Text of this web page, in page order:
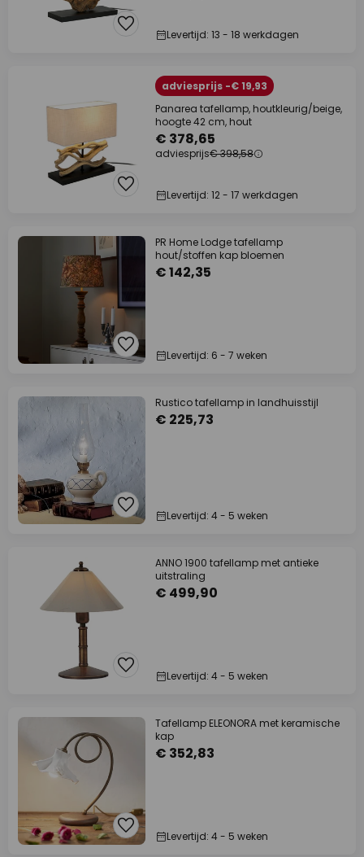
Levertijd: 13 - 18 werkdagen
adviesprijs -€ 19,93
Panarea tafellamp, houtkleurig/beige,
hoogte 42 cm, hout
€ 378,65
adviesprijs€ 398,58
Levertijd: 12 - 17 werkdagen
PR Home Lodge tafellamp
hout/stoffen kap bloemen
€ 142,35
Levertijd: 6 - 7 weken
Rustico tafellamp in landhuisstijl
€ 225,73
Levertijd: 4 - 5 weken
ANNO 1900 tafellamp met antieke
uitstraling
€ 499,90
Levertijd: 4 - 5 weken
Tafellamp ELEONORA met keramische
kap
€ 352,83
Levertijd: 4 - 5 weken